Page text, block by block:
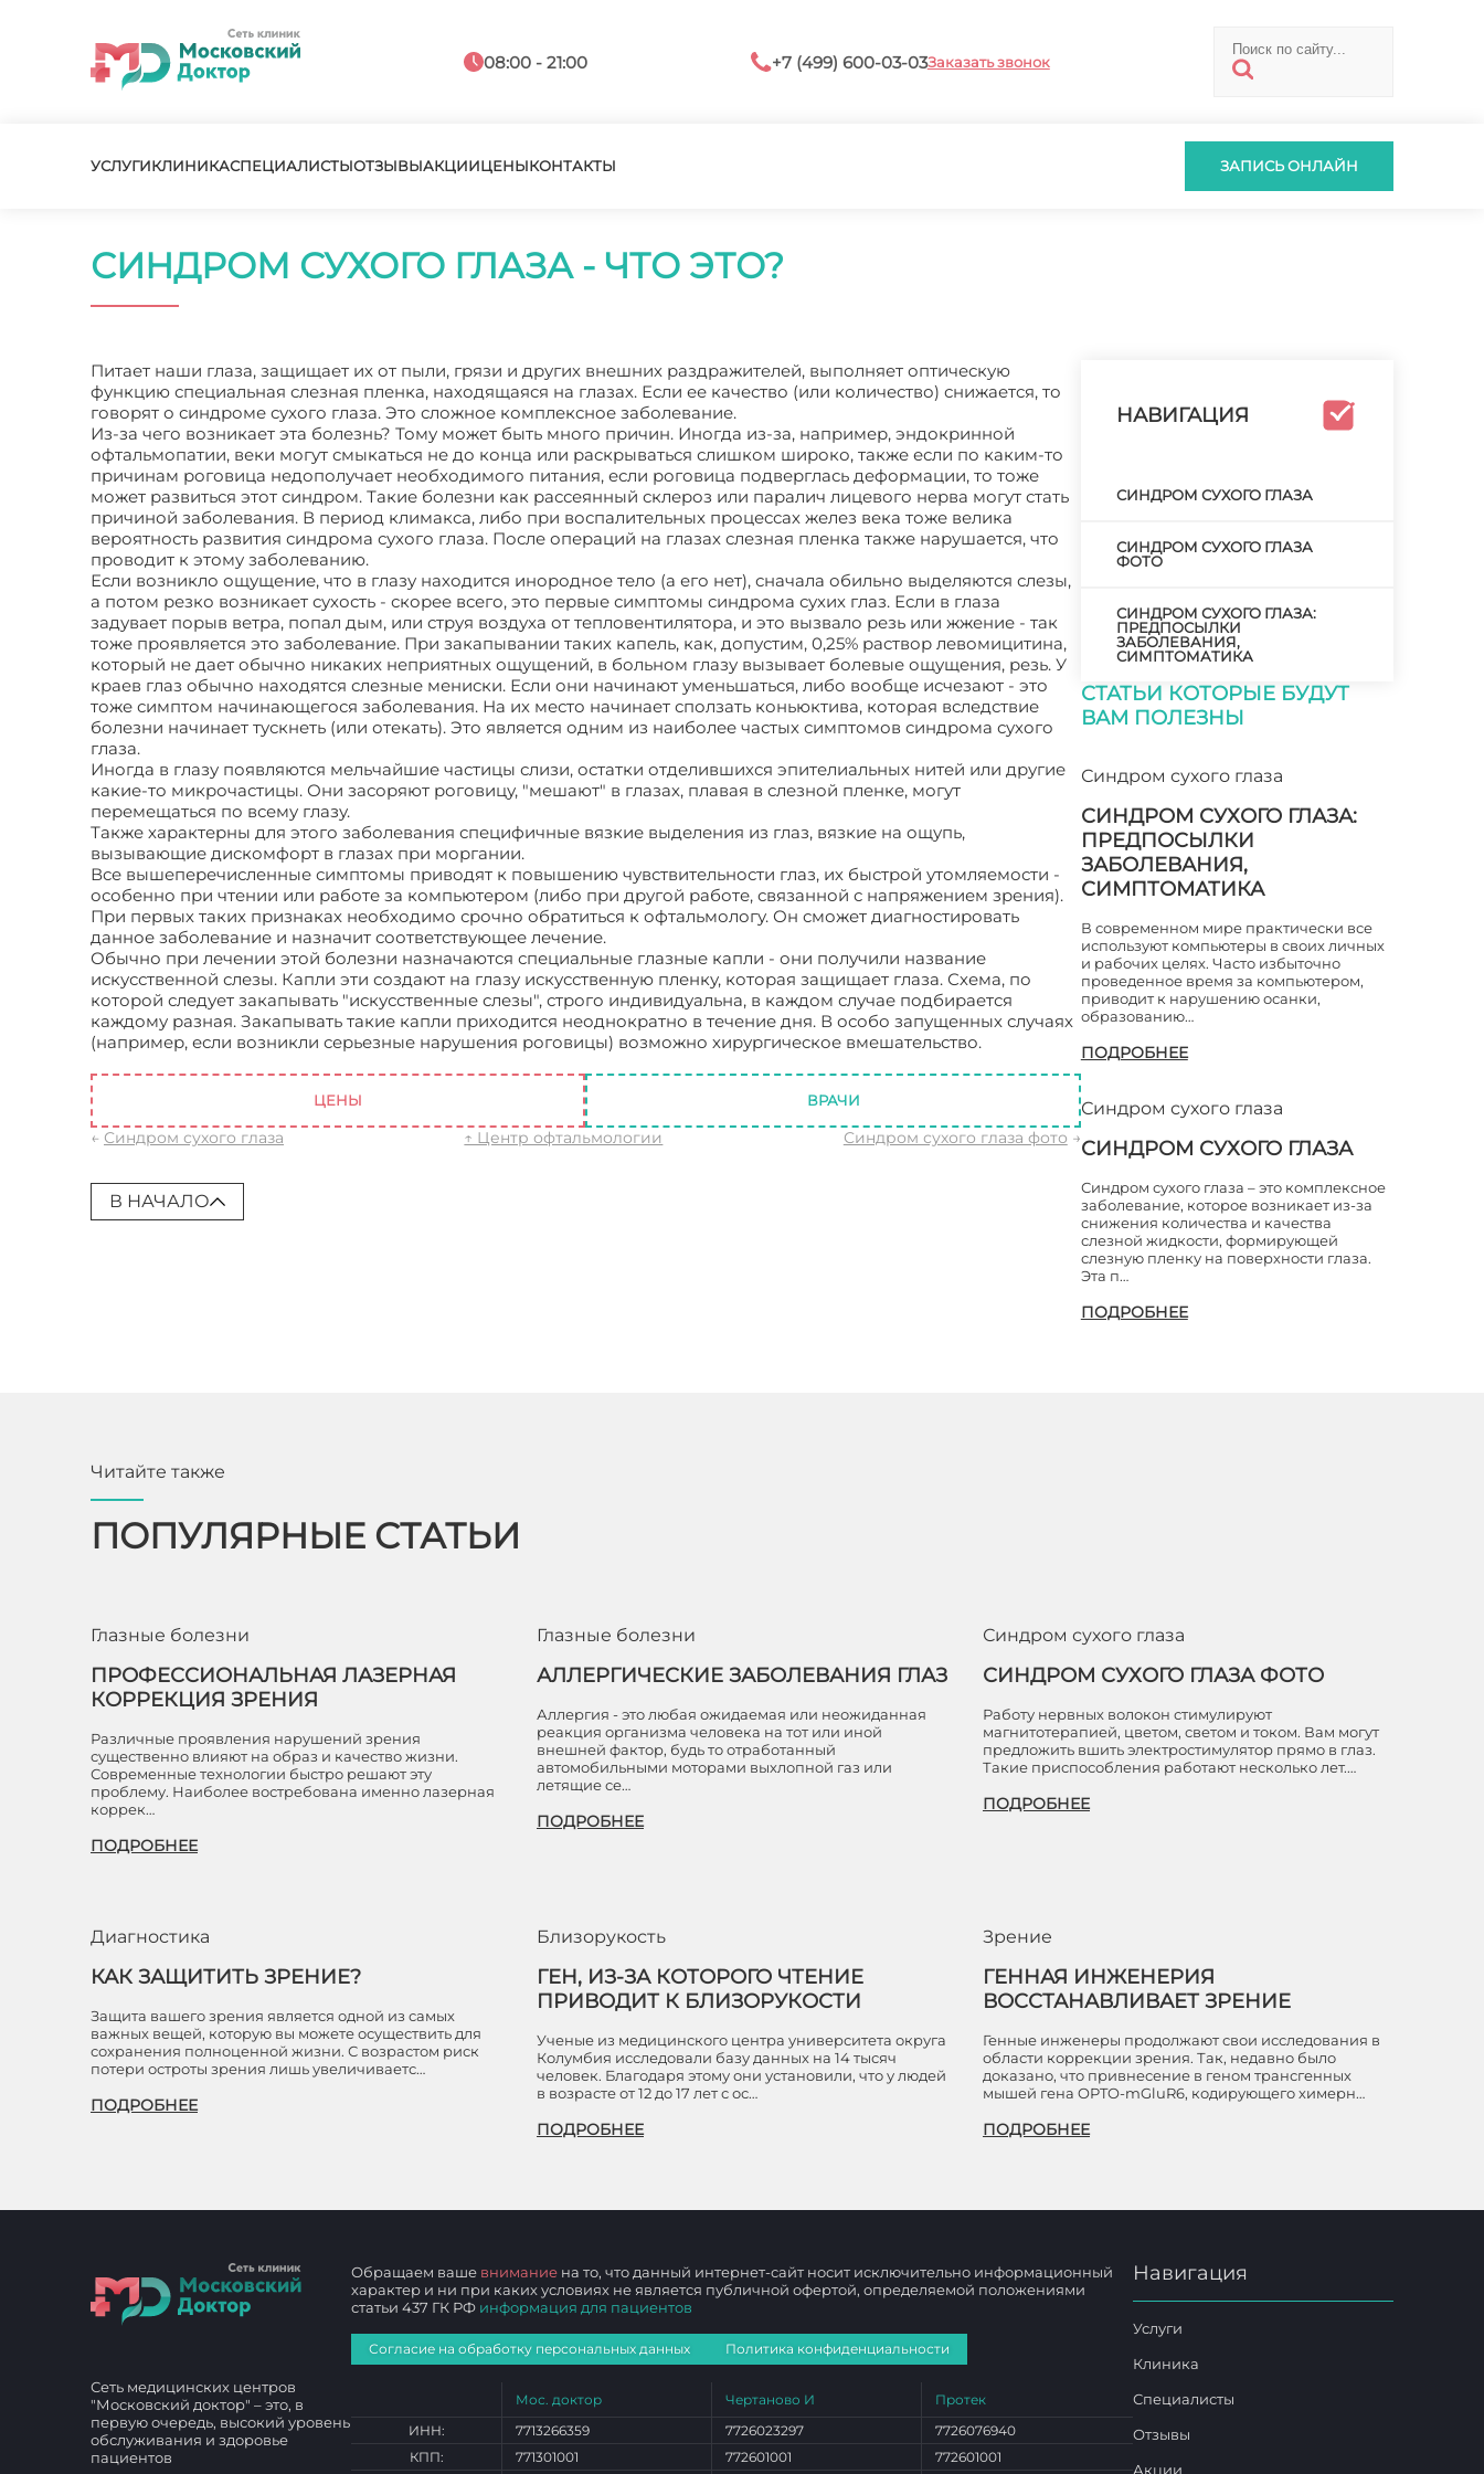
08:00 - 21:00 +7 (499) 600-03-03Заказать звонок
УСЛУГИКЛИНИКАСПЕЦИАЛИСТЫОТЗЫВЫАКЦИИЦЕНЫКОНТАКТЫ ЗАПИСЬ ОНЛАЙН
СИНДРОМ СУХОГО ГЛАЗА - ЧТО ЭТО?
Питает наши глаза, защищает их от пыли, грязи и других внешних раздражителей, выполняет оптическую
функцию специальная слезная пленка, находящаяся на глазах. Если ее качество (или количество) снижается, то
говорят о синдроме сухого глаза. Это сложное комплексное заболевание.
Из-за чего возникает эта болезнь? Тому может быть много причин. Иногда из-за, например, эндокринной
офтальмопатии, веки могут смыкаться не до конца или раскрываться слишком широко, также если по каким-то
причинам роговица недополучает необходимого питания, если роговица подверглась деформации, то тоже
может развиться этот синдром. Такие болезни как рассеянный склероз или паралич лицевого нерва могут стать
причиной заболевания. В период климакса, либо при воспалительных процессах желез века тоже велика
вероятность развития синдрома сухого глаза. После операций на глазах слезная пленка также нарушается, что
проводит к этому заболеванию.
Если возникло ощущение, что в глазу находится инородное тело (а его нет), сначала обильно выделяются слезы,
а потом резко возникает сухость - скорее всего, это первые симптомы синдрома сухих глаз. Если в глаза
задувает порыв ветра, попал дым, или струя воздуха от тепловентилятора, и это вызвало резь или жжение - так
тоже проявляется это заболевание. При закапывании таких капель, как, допустим, 0,25% раствор левомицитина,
который не дает обычно никаких неприятных ощущений, в больном глазу вызывает болевые ощущения, резь. У
краев глаз обычно находятся слезные мениски. Если они начинают уменьшаться, либо вообще исчезают - это
тоже симптом начинающегося заболевания. На их место начинает сползать коньюктива, которая вследствие
болезни начинает тускнеть (или отекать). Это является одним из наиболее частых симптомов синдрома сухого
глаза.
Иногда в глазу появляются мельчайшие частицы слизи, остатки отделившихся эпителиальных нитей или другие
какие-то микрочастицы. Они засоряют роговицу, "мешают" в глазах, плавая в слезной пленке, могут
перемещаться по всему глазу.
Также характерны для этого заболевания специфичные вязкие выделения из глаз, вязкие на ощупь,
вызывающие дискомфорт в глазах при моргании.
Все вышеперечисленные симптомы приводят к повышению чувствительности глаз, их быстрой утомляемости -
особенно при чтении или работе за компьютером (либо при другой работе, связанной с напряжением зрения).
При первых таких признаках необходимо срочно обратиться к офтальмологу. Он сможет диагностировать
данное заболевание и назначит соответствующее лечение.
Обычно при лечении этой болезни назначаются специальные глазные капли - они получили название
искусственной слезы. Капли эти создают на глазу искусственную пленку, которая защищает глаза. Схема, по
которой следует закапывать "искусственные слезы", строго индивидуальна, в каждом случае подбирается
каждому разная. Закапывать такие капли приходится неоднократно в течение дня. В особо запущенных случаях
(например, если возникли серьезные нарушения роговицы) возможно хирургическое вмешательство.
ЦЕНЫ ВРАЧИ
← Синдром сухого глаза ↑ Центр офтальмологии Синдром сухого глаза фото →
В НАЧАЛО
НАВИГАЦИЯ
СИНДРОМ СУХОГО ГЛАЗА
СИНДРОМ СУХОГО ГЛАЗА
ФОТО
СИНДРОМ СУХОГО ГЛАЗА:
ПРЕДПОСЫЛКИ
ЗАБОЛЕВАНИЯ,
СИМПТОМАТИКА
СТАТЬИ КОТОРЫЕ БУДУТ
ВАМ ПОЛЕЗНЫ
Синдром сухого глаза
СИНДРОМ СУХОГО ГЛАЗА:
ПРЕДПОСЫЛКИ
ЗАБОЛЕВАНИЯ,
СИМПТОМАТИКА
В современном мире практически все
используют компьютеры в своих личных
и рабочих целях. Часто избыточно
проведенное время за компьютером,
приводит к нарушению осанки,
образованию…
ПОДРОБНЕЕ
Синдром сухого глаза
СИНДРОМ СУХОГО ГЛАЗА
Синдром сухого глаза – это комплексное
заболевание, которое возникает из-за
снижения количества и качества
слезной жидкости, формирующей
слезную пленку на поверхности глаза.
Эта п…
ПОДРОБНЕЕ
Читайте также
ПОПУЛЯРНЫЕ СТАТЬИ
Глазные болезни
ПРОФЕССИОНАЛЬНАЯ ЛАЗЕРНАЯ
КОРРЕКЦИЯ ЗРЕНИЯ
Различные проявления нарушений зрения
существенно влияют на образ и качество жизни.
Современные технологии быстро решают эту
проблему. Наиболее востребована именно лазерная
коррек…
ПОДРОБНЕЕ
Глазные болезни
АЛЛЕРГИЧЕСКИЕ ЗАБОЛЕВАНИЯ ГЛАЗ
Аллергия - это любая ожидаемая или неожиданная
реакция организма человека на тот или иной
внешней фактор, будь то отработанный
автомобильными моторами выхлопной газ или
летящие се…
ПОДРОБНЕЕ
Синдром сухого глаза
СИНДРОМ СУХОГО ГЛАЗА ФОТО
Работу нервных волокон стимулируют
магнитотерапией, цветом, светом и током. Вам могут
предложить вшить электростимулятор прямо в глаз.
Такие приспособления работают несколько лет.…
ПОДРОБНЕЕ
Диагностика
КАК ЗАЩИТИТЬ ЗРЕНИЕ?
Защита вашего зрения является одной из самых
важных вещей, которую вы можете осуществить для
сохранения полноценной жизни. С возрастом риск
потери остроты зрения лишь увеличиваетс…
ПОДРОБНЕЕ
Близорукость
ГЕН, ИЗ-ЗА КОТОРОГО ЧТЕНИЕ
ПРИВОДИТ К БЛИЗОРУКОСТИ
Ученые из медицинского центра университета округа
Колумбия исследовали базу данных на 14 тысяч
человек. Благодаря этому они установили, что у людей
в возрасте от 12 до 17 лет с ос…
ПОДРОБНЕЕ
Зрение
ГЕННАЯ ИНЖЕНЕРИЯ
ВОССТАНАВЛИВАЕТ ЗРЕНИЕ
Генные инженеры продолжают свои исследования в
области коррекции зрения. Так, недавно было
доказано, что привнесение в геном трансгенных
мышей гена OPTO-mGluR6, кодирующего химерн…
ПОДРОБНЕЕ
Сеть медицинских центров
"Московский доктор" – это, в
первую очередь, высокий уровень
обслуживания и здоровье
пациентов
Обращаем ваше внимание на то, что данный интернет-сайт носит исключительно информационный
характер и ни при каких условиях не является публичной офертой, определяемой положениями
статьи 437 ГК РФ информация для пациентов
Согласие на обработку персональных данных Политика конфиденциальности
ИНН:
КПП:
Мос. доктор
7713266359
771301001
Чертаново И
7726023297
772601001
Протек
7726076940
772601001
Навигация
Услуги
Клиника
Специалисты
Отзывы
Акции